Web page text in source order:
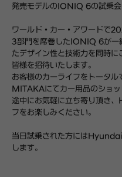
発売モデルのIONIQ 6の試乗会
ワールド・カー・アワードで
3部門を席巻したIONIQ 6が一
たデザイン性と技術力を同時
皆様を招待いたします。
お客様のカーライフをトータ
MITAKAにてカー用品のショ
途中にお気軽に立ち寄り頂き
フをお楽しみください。
当日試乗された方には
します。